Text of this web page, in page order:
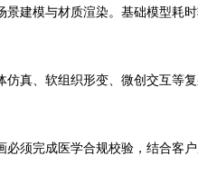
建模与材质渲染。基础模型耗
真、软组织形变、微创交互等
须完成医学合规校验，结合客户